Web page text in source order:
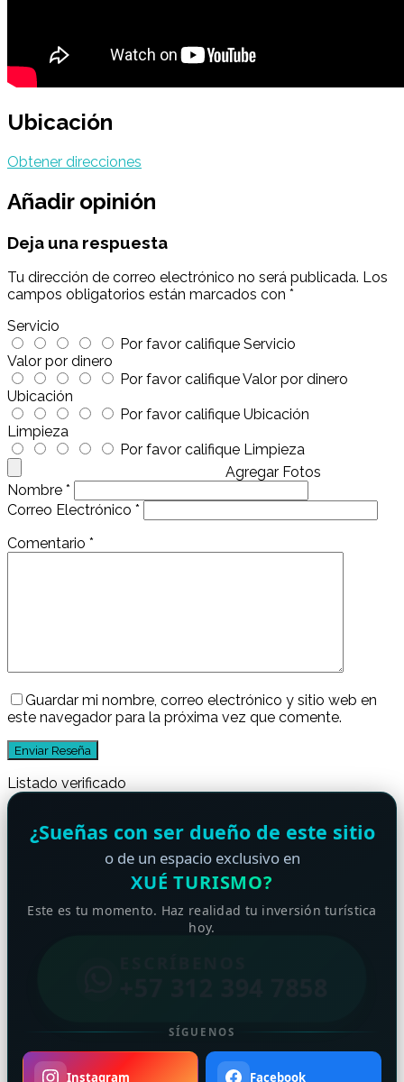
Ubicación
Obtener direcciones
Añadir opinión
Deja una respuesta
Tu dirección de correo electrónico no será publicada. Los
campos obligatorios están marcados con *
Servicio
Por favor califique Servicio
Valor por dinero
Por favor califique Valor por dinero
Ubicación
Por favor califique Ubicación
Limpieza
Por favor califique Limpieza
Agregar Fotos
Nombre *
Correo Electrónico *
Comentario *
Guardar mi nombre, correo electrónico y sitio web en
este navegador para la próxima vez que comente.
Listado verificado
¿Sueñas con ser dueño de este sitio
o de un espacio exclusivo en
XUÉ TURISMO?
Este es tu momento. Haz realidad tu inversión turística
hoy.
SÍGUENOS
Instagram Facebook